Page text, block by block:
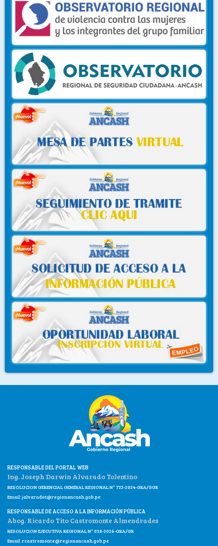
RESPONSABLE DEL PORTAL WEB
Ing. Joseph Darwin Alvarado Tolentino
RESOLUCION GERENCIAL GENERAL REGIONAL N° 722-2024-GRA/GGR
Email:jalvaradot@regionancash.gob.pe
RESPONSABLE DE ACCESO A LA INFORMACIÓN PÚBLICA
Abog. Ricardo Tito Castromonte Almendrades
RESOLUCION EJECUTIVA REGIONAL N° 038-2026-GRA/GR
Email:rcastromonte@regionancash.gob.pe